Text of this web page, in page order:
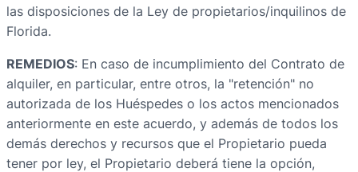
las disposiciones de la Ley de propietarios/inquilinos de
Florida.
REMEDIOS: En caso de incumplimiento del Contrato de
alquiler, en particular, entre otros, la "retención" no
autorizada de los Huéspedes o los actos mencionados
anteriormente en este acuerdo, y además de todos los
demás derechos y recursos que el Propietario pueda
tener por ley, el Propietario deberá tiene la opción,